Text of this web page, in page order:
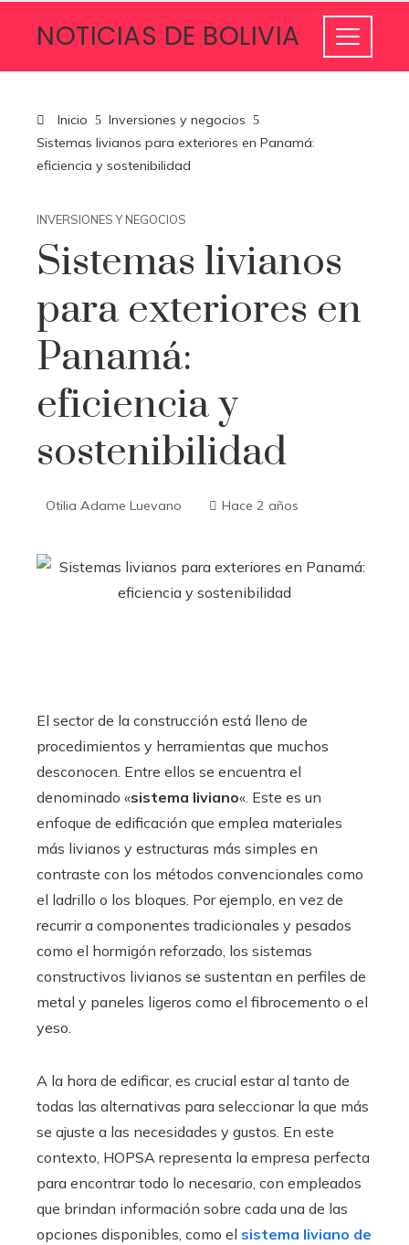
NOTICIAS DE BOLIVIA
Inicio
Inversiones y negocios
Sistemas livianos para exteriores en Panamá:
eficiencia y sostenibilidad
INVERSIONES Y NEGOCIOS
Sistemas livianos
para exteriores en
Panamá:
eficiencia y
sostenibilidad
Otilia Adame Luevano Hace 2 años
El sector de la construcción está lleno de
procedimientos y herramientas que muchos
desconocen. Entre ellos se encuentra el
denominado «sistema liviano«. Este es un
enfoque de edificación que emplea materiales
más livianos y estructuras más simples en
contraste con los métodos convencionales como
el ladrillo o los bloques. Por ejemplo, en vez de
recurrir a componentes tradicionales y pesados
como el hormigón reforzado, los sistemas
constructivos livianos se sustentan en perfiles de
metal y paneles ligeros como el fibrocemento o el
yeso.
A la hora de edificar, es crucial estar al tanto de
todas las alternativas para seleccionar la que más
se ajuste a las necesidades y gustos. En este
contexto, HOPSA representa la empresa perfecta
para encontrar todo lo necesario, con empleados
que brindan información sobre cada una de las
opciones disponibles, como el sistema liviano de